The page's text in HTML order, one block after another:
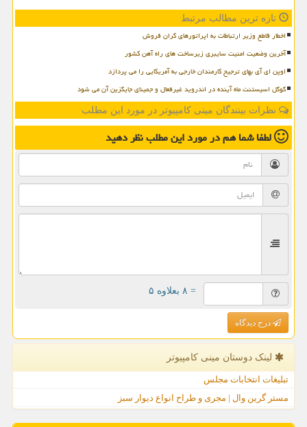
تازه ترین مطالب مرتبط
اخطار قاطع وزیر ارتباطات به اپراتورهای گران فروش
آخرین وضعیت امنیت سایبری زیرساخت های راه آهن کشور
اوپن ای آی بهای ترجیح کارمندان خارجی به آمریکایی را می پردازد
گوگل اسیستنت ماه آینده در اندروید غیرفعال و جمینای جایگزین آن می شود
نظرات بینندگان مینی کامپیوتر در مورد این مطلب
لطفا شما همدر مورد این مطلبنظر دهید
= ۸ بعلاوه ۵
درج دیدگاه
لینک دوستان مینی كامپیوتر
تبلیغات انتخابات مجلس
مستر گرین وال | مجری و طراح انواع دیوار سبز